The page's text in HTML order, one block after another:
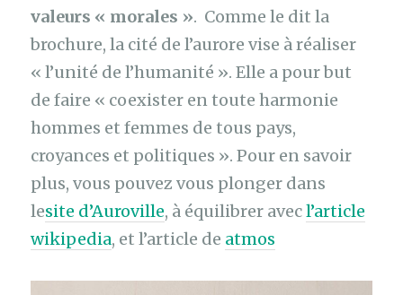
valeurs « morales ». Comme le dit la
brochure, la cité de l’aurore vise à réaliser
« l’unité de l’humanité ». Elle a pour but
de faire « coexister en toute harmonie
hommes et femmes de tous pays,
croyances et politiques ». Pour en savoir
plus, vous pouvez vous plonger dans
lesite d’Auroville, à équilibrer avecl’article
wikipedia, et l’article de atmos